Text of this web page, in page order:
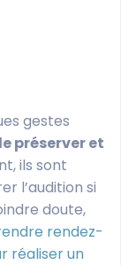
gestes
préserver et
ils sont
l’audition si
doute,
rendez-
réaliser un